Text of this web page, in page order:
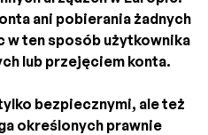
ani pobierania żadnych
w ten sposób użytkownika
lub przejęciem konta.
bezpiecznymi, ale też
określonych prawnie